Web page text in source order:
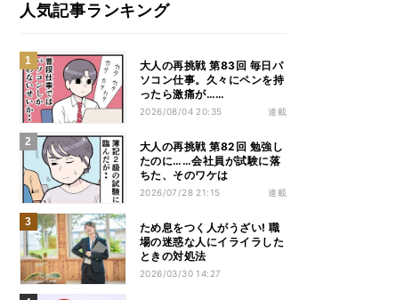
人気記事ランキング
大人の再挑戦 第83回 毎日パ
ソコン仕事。久々にペンを持
ったら激痛が……
2026/08/04 20:35 連載
大人の再挑戦 第82回 勉強し
たのに……会社員が試験に落
ちた、そのワケは
2026/07/28 21:15 連載
ため息をつく人がうざい! 職
場の迷惑な人にイライラした
ときの対処法
2026/03/30 14:27